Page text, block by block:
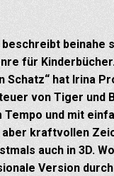
beschreibt beinahe
für
Schatz“ hat Irina
von Tiger und
Tempo und mit
kraftvollen
auch in 3D.
Version